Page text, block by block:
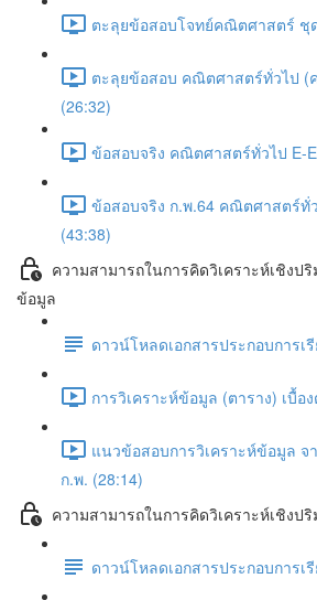
ตะลุยข้อสอบโจทย์คณิตศาสตร์ ชุ
ตะลุยข้อสอบ คณิตศาสตร์ทั่วไป (
(26:32)
ข้อสอบจริง คณิตศาสตร์ทั่วไป E-
ข้อสอบจริง ก.พ.64 คณิตศาสตร์ทั่
(43:38)
ความสามารถในการคิดวิเคราะห์เชิงป
ข้อมูล
ดาวน์โหลดเอกสารประกอบการเ
การวิเคราะห์ข้อมูล (ตาราง) เบื้อ
แนวข้อสอบการวิเคราะห์ข้อมูล จ
ก.พ. (28:14)
ความสามารถในการคิดวิเคราะห์เชิงป
ดาวน์โหลดเอกสารประกอบการเ